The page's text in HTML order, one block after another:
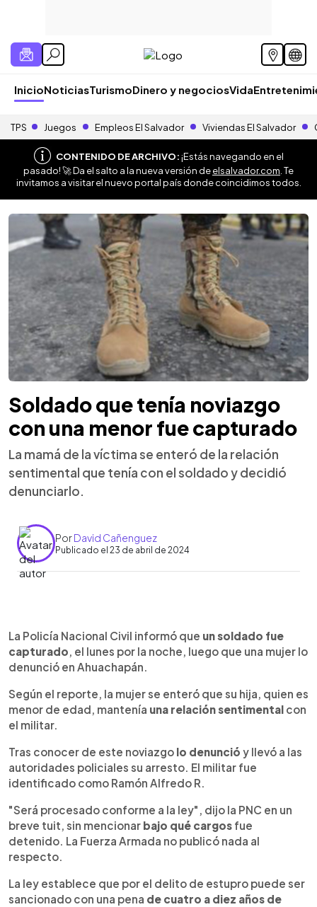
InicioNoticiasTurismoDinero y negociosVida
TPS Juegos Empleos El Salvador Viviendas El Salvador
CONTENIDO DE ARCHIVO:¡Estás navegando en el
pasado! 🚀 Da el salto a la nueva versión deelsalvador.com . Te
invitamos a visitar el nuevo portal país donde coincidimos todos.
Soldado que tenía noviazgo
con una menor fue capturado
La mamá de la víctima se enteró de la relación
sentimental que tenía con el soldado y decidió
denunciarlo.
PorDavid Cañenguez
Publicado el 23 de abril de 2024
► Escuchar artículo
La Policía Nacional Civil informó que un soldado fue
capturado, el lunes por la noche, luego que una mujer lo
denunció en Ahuachapán.
Según el reporte, la mujer se enteró que su hija, quien es
menor de edad, mantenía una relación sentimental con
el militar.
Tras conocer de este noviazgo lo denunció y llevó a las
autoridades policiales su arresto. El militar fue
identificado como Ramón Alfredo R.
"Será procesado conforme a la ley", dijo la PNC en un
breve tuit, sin mencionar bajo qué cargos fue
detenido. La Fuerza Armada no publicó nada al
respecto.
La ley establece que por el delito de estupro puede ser
sancionado con una pena de cuatro a diez años de